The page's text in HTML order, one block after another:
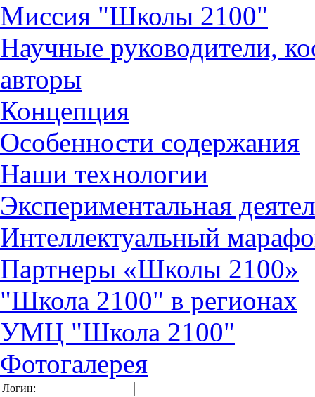
Миссия "Школы 2100"
Научные руководители,
авторы
Концепция
Особенности содержания
Наши технологии
Экспериментальная
Интеллектуальный
Партнеры «Школы 2100»
"Школа 2100" в регионах
УМЦ "Школа 2100"
Фотогалерея
Логин: